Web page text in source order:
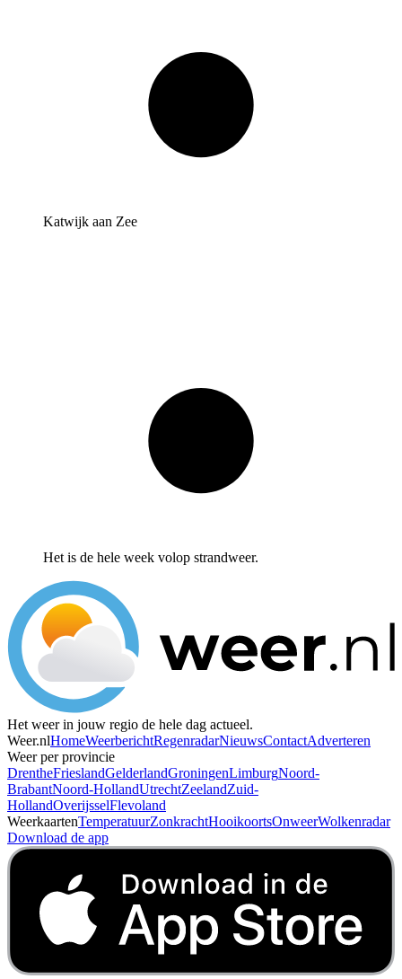
Katwijk aan Zee
Het is de hele week volop strandweer.
Het weer in jouw regio de hele dag actueel.
Weer.nlHomeWeerberichtRegenradarNieuwsContactAdverteren
Weer per provincie
DrentheFrieslandGelderlandGroningenLimburgNoord-
BrabantNoord-HollandUtrechtZeelandZuid-
HollandOverijsselFlevoland
WeerkaartenTemperatuurZonkrachtHooikoortsOnweerWolkenradar
Download de app